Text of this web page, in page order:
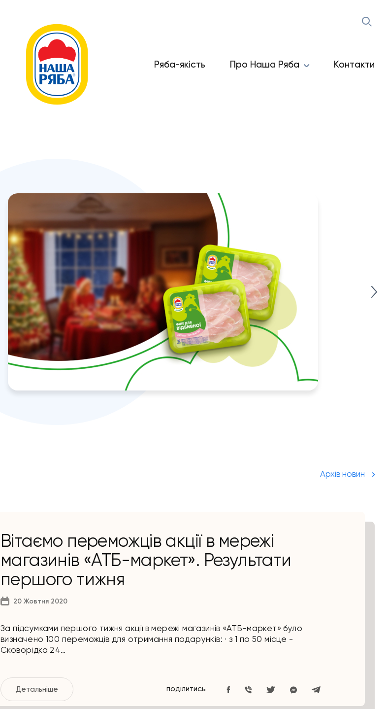
Ряба-якість Про Наша Ряба Контакти
Архів новин
Вітаємо переможців акції в мережі
магазинів «АТБ-маркет». Результати
першого тижня
20 Жовтня 2020
За підсумками першого тижня акції в мережі магазинів «АТБ-маркет» було
визначено 100 переможців для отримання подарунків: · з 1 по 50 місце -
Cковорідка 24…
Детальніше ПОДІЛИТИСЬ